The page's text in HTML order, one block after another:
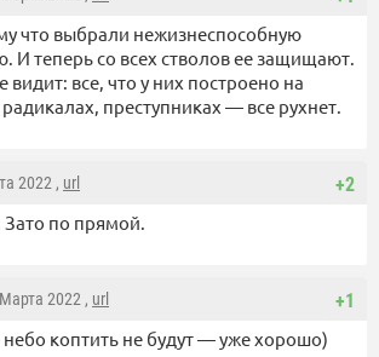
что выбрали нежизнеспособную
И теперь со всех стволов ее защищают.
видит: все, что у них построено на
преступниках — все рухнет.
+2
2022 , url
Зато по прямой.
+1
2022 , url
коптить не будут — уже хорошо)